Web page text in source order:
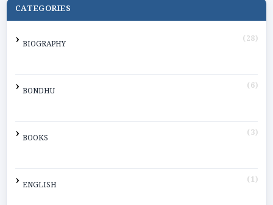
CATEGORIES
BIOGRAPHY (28)
BONDHU (6)
BOOKS (3)
ENGLISH (1)